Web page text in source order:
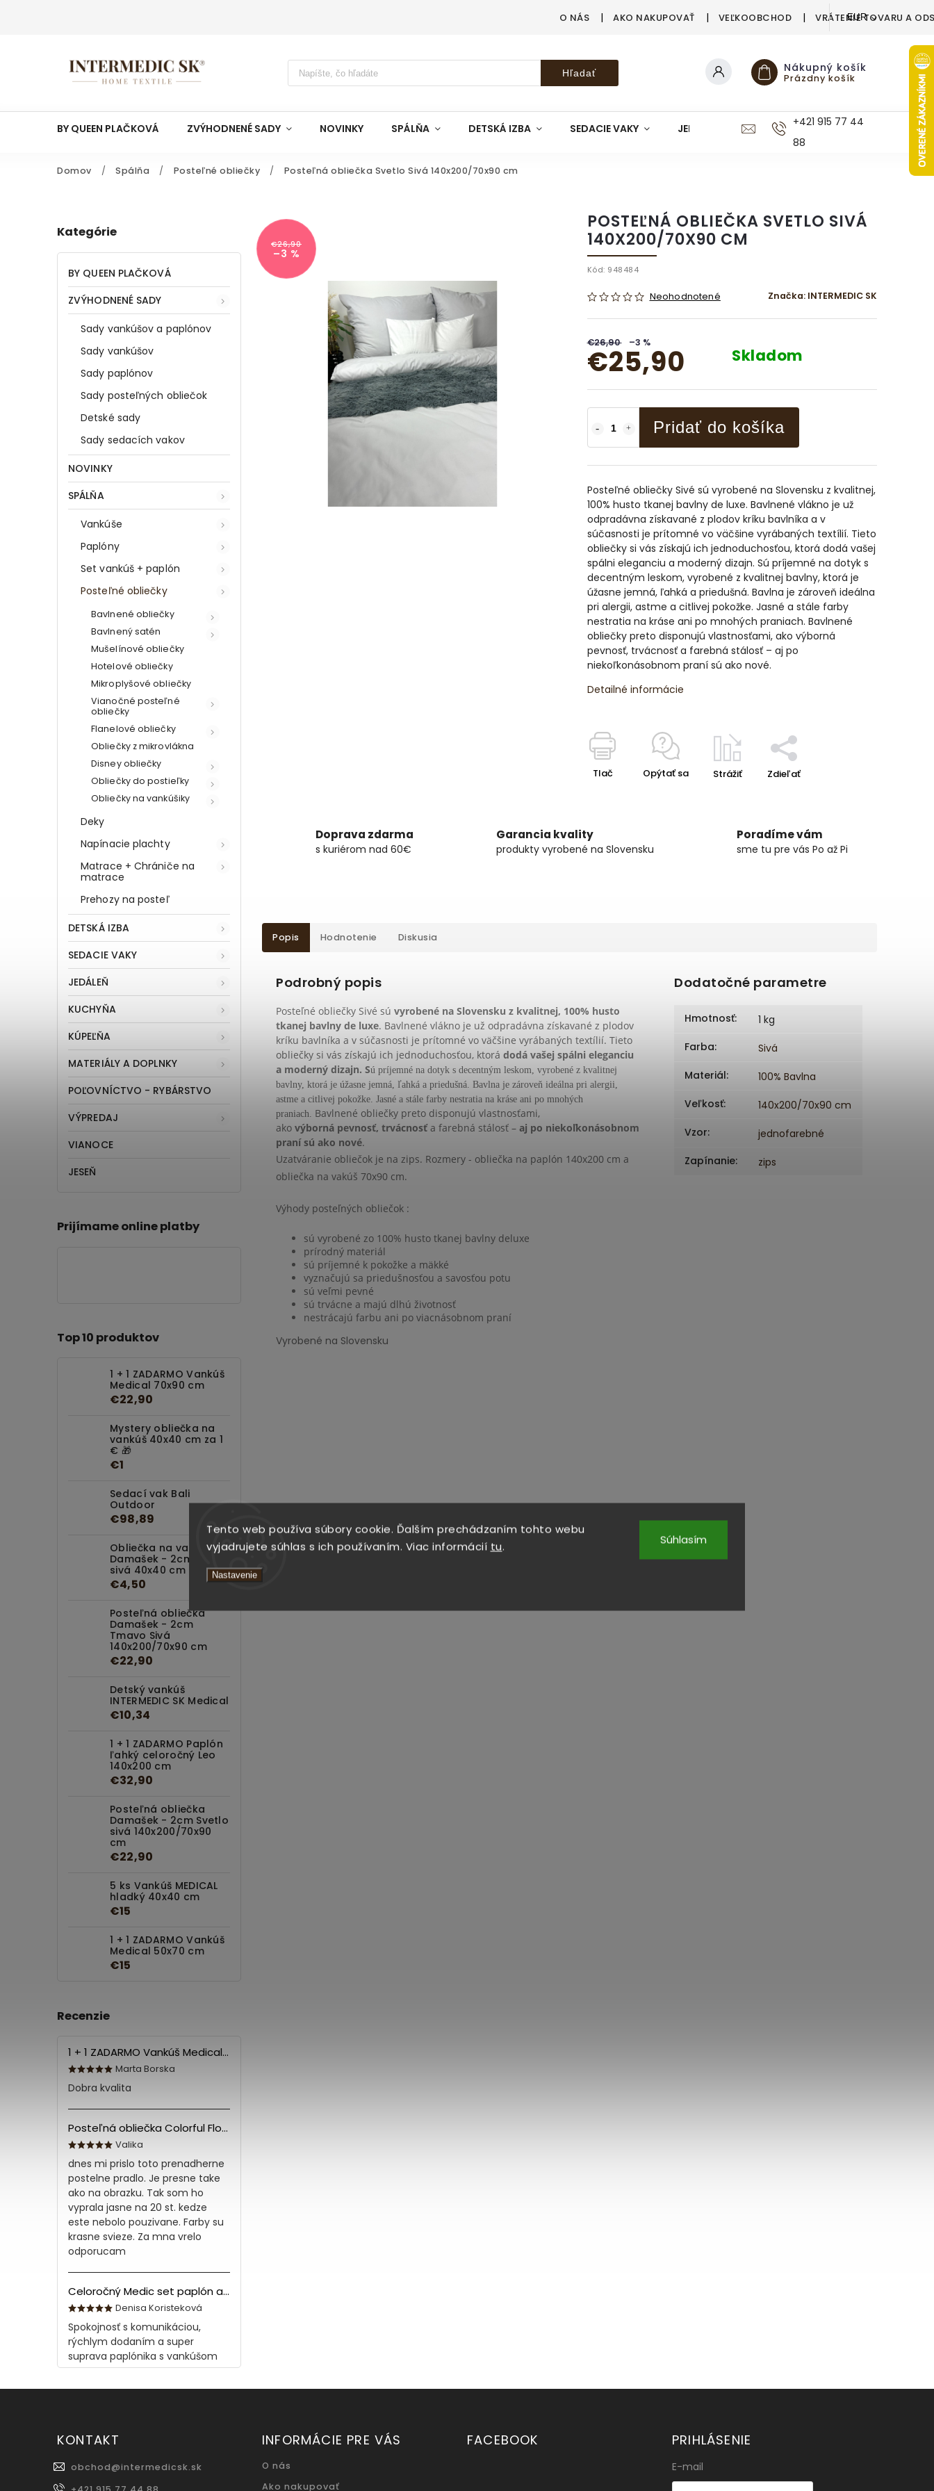
Tento web používa súbory cookie. Ďalším prechádzaním tohto webu
vyjadrujete súhlas s ich používaním. Viac informácií tu.
Nastavenie
Súhlasím
O NÁS AKO NAKUPOVAŤ VEĽKOOBCHOD VRÁTENIE TOVARU A
EUR
Hľadať Nákupný košík
Prázdny košík
BY QUEEN PLAČKOVÁ ZVÝHODNENÉ SADY NOVINKY SPÁLŇA DETSKÁ IZBA SEDACIE VAKY JEDÁLEŇ KUCHYŇA KÚPEĽŇA
+421 915 77 44
88
Domov / Spálňa / Posteľné obliečky / Posteľná obliečka Svetlo Sivá 140x200/70x90 cm
Kategórie
BY QUEEN PLAČKOVÁ
ZVÝHODNENÉ SADY
Sady vankúšov a paplónov
Sady vankúšov
Sady paplónov
Sady posteľných obliečok
Detské sady
Sady sedacích vakov
NOVINKY
SPÁLŇA
Vankúše
Paplóny
Set vankúš + paplón
Posteľné obliečky
Bavlnené obliečky
Bavlnený satén
Mušelínové obliečky
Hotelové obliečky
Mikroplyšové obliečky
Vianočné posteľné
obliečky
Flanelové obliečky
Obliečky z mikrovlákna
Disney obliečky
Obliečky do postieľky
Obliečky na vankúšiky
Deky
Napínacie plachty
Matrace + Chrániče na
matrace
Prehozy na posteľ
DETSKÁ IZBA
SEDACIE VAKY
JEDÁLEŇ
KUCHYŇA
KÚPEĽŇA
MATERIÁLY A DOPLNKY
POĽOVNÍCTVO - RYBÁRSTVO
VÝPREDAJ
VIANOCE
JESEŇ
Prijímame online platby
Top 10 produktov
1 + 1 ZADARMO Vankúš
Medical 70x90 cm
€22,90
Mystery obliečka na
vankúš 40x40 cm za 1
€ 🎁
€1
Sedací vak Bali
Outdoor
€98,89
Obliečka na vankúš
Damašek - 2cm Svetlo
sivá 40x40 cm
€4,50
Posteľná obliečka
Damašek - 2cm
Tmavo Sivá
140x200/70x90 cm
€22,90
Detský vankúš
INTERMEDIC SK Medical
€10,34
1 + 1 ZADARMO Paplón
ľahký celoročný Leo
140x200 cm
€32,90
Posteľná obliečka
Damašek - 2cm Svetlo
sivá 140x200/70x90
cm
€22,90
5 ks Vankúš MEDICAL
hladký 40x40 cm
€15
1 + 1 ZADARMO Vankúš
Medical 50x70 cm
€15
Recenzie
1 + 1 ZADARMO Vankúš Medical 70x90 cm
Marta Borska
Dobra kvalita
Posteľná obliečka Colorful Flowers Modrá 140x200/70x90 cm
Valika
dnes mi prislo toto prenadherne
postelne pradlo. Je presne take
ako na obrazku. Tak som ho
vyprala jasne na 20 st. kedze
este nebolo pouzivane. Farby su
krasne svieze. Za mna vrelo
odporucam
Celoročný Medic set paplón a vankúš z bavlny
Denisa Koristeková
Spokojnosť s komunikáciou,
rýchlym dodaním a super
suprava paplónika s vankúšom
€26,90
–3 %
POSTEĽNÁ OBLIEČKA SVETLO SIVÁ
140X200/70X90 CM
Kód: 948484
Neohodnotené Značka: INTERMEDIC SK
€26,90 –3 %
€25,90 Skladom
Pridať do košíka
Posteľné obliečky Sivé sú vyrobené na Slovensku z kvalitnej,
100% husto tkanej bavlny de luxe. Bavlnené vlákno je už
odpradávna získavané z plodov kríku bavlníka a v
súčasnosti je prítomné vo väčšine vyrábaných textílií. Tieto
obliečky si vás získajú ich jednoduchosťou, ktorá dodá vašej
spálni eleganciu a moderný dizajn. Sú príjemné na dotyk s
decentným leskom, vyrobené z kvalitnej bavlny, ktorá je
úžasne jemná, ľahká a priedušná. Bavlna je zároveň ideálna
pri alergii, astme a citlivej pokožke. Jasné a stále farby
nestratia na kráse ani po mnohých praniach. Bavlnené
obliečky preto disponujú vlastnosťami, ako výborná
pevnosť, trvácnosť a farebná stálosť – aj po
niekoľkonásobnom praní sú ako nové.
Detailné informácie
Tlač Opýtať sa Strážiť Zdieľať
Doprava zdarma
s kuriérom nad 60€
Garancia kvality
produkty vyrobené na Slovensku
Poradíme vám
sme tu pre vás Po až Pi
Popis Hodnotenie Diskusia
Podrobný popis
Posteľné obliečky Sivé sú vyrobené na Slovensku z kvalitnej, 100% husto
tkanej bavlny de luxe. Bavlnené vlákno je už odpradávna získavané z plodov
kríku bavlníka a v súčasnosti je prítomné vo väčšine vyrábaných textílií. Tieto
obliečky si vás získajú ich jednoduchosťou, ktorá dodá vašej spálni eleganciu
a moderný dizajn. Sú príjemné na dotyk s decentným leskom, vyrobené z kvalitnej
bavlny, ktorá je úžasne jemná, ľahká a priedušná. Bavlna je zároveň ideálna pri alergii,
astme a citlivej pokožke. Jasné a stále farby nestratia na kráse ani po mnohých
praniach. Bavlnené obliečky preto disponujú vlastnosťami,
ako výborná pevnosť, trvácnosťa farebná stálosť – aj po niekoľkonásobnom
praní sú ako nové.
Uzatváranie obliečok je na zips. Rozmery - obliečka na paplón 140x200 cm a
obliečka na vakúš 70x90 cm.
Výhody posteľných obliečok :
sú vyrobené zo 100% husto tkanej bavlny deluxe
prírodný materiál
sú príjemné k pokožke a mäkké
vyznačujú sa priedušnosťou a savosťou potu
sú veľmi pevné
sú trvácne a majú dlhú životnosť
nestrácajú farbu ani po viacnásobnom praní
Vyrobené na Slovensku
Dodatočné parametre
Hmotnosť:
1 kg
Farba:
Sivá
Materiál:
100% Bavlna
Veľkosť:
140x200/70x90 cm
Vzor:
jednofarebné
Zapínanie: zips
KONTAKT
obchod@intermedicsk.sk
INFORMÁCIE PRE VÁS
O nás
Ako nakupovať
FACEBOOK PRIHLÁSENIE
E-mail